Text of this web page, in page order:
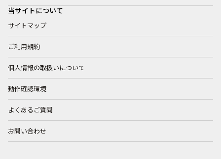
当サイトについて
サイトマップ
ご利用規約
個人情報の取扱いについて
動作確認環境
よくあるご質問
お問い合わせ